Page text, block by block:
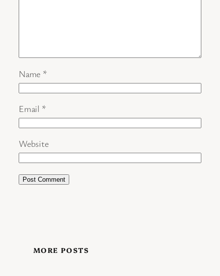
Name *
Email *
Website
MORE POSTS